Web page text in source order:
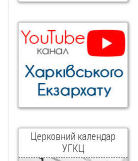
Церковний календар
УГКЦ